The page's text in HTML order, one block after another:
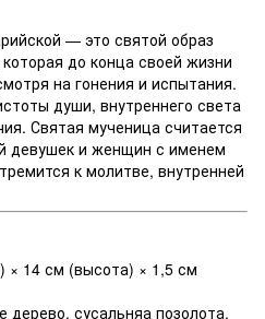
— это святой образ
до конца своей жизни
на гонения и испытания.
души, внутреннего света
Святая мученица считается
девушек и женщин с именем
к молитве, внутренней
× 14 см (высота) × 1,5 см
дерево, сусальняа позолота,